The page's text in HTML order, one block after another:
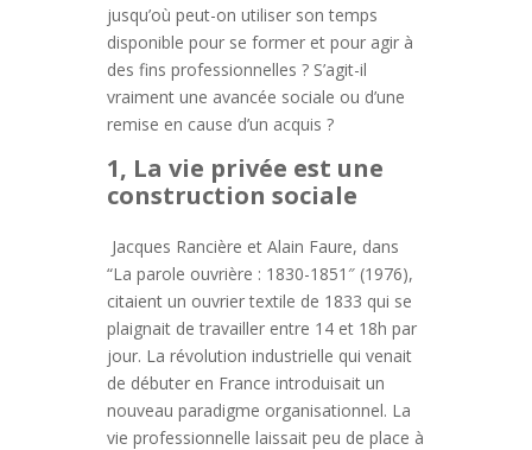
jusqu’où peut-on utiliser son temps
disponible pour se former et pour agir à
des fins professionnelles ? S’agit-il
vraiment une avancée sociale ou d’une
remise en cause d’un acquis ?
1, La vie privée est une
construction sociale
Jacques Rancière et Alain Faure, dans
“La parole ouvrière : 1830-1851″ (1976),
citaient un ouvrier textile de 1833 qui se
plaignait de travailler entre 14 et 18h par
jour. La révolution industrielle qui venait
de débuter en France introduisait un
nouveau paradigme organisationnel. La
vie professionnelle laissait peu de place à